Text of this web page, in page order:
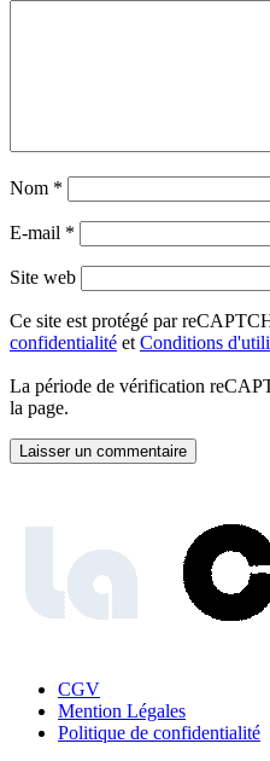
Nom *
E-mail *
Site web
Ce site est protégé par
confidentialité et Conditions
La période de vérification
la page.
CGV
Mention Légales
Politique de confidentialité